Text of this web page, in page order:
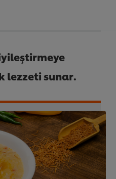
lezzeti sunar.